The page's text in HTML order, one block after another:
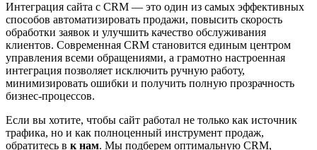
Интеграция сайта с CRM — это один из самых эффективных
способов автоматизировать продажи, повысить скорость
обработки заявок и улучшить качество обслуживания
клиентов. Современная CRM становится единым центром
управления всеми обращениями, а грамотно настроенная
интеграция позволяет исключить ручную работу,
минимизировать ошибки и получить полную прозрачность
бизнес-процессов.
Если вы хотите, чтобы сайт работал не только как источник
трафика, но и как полноценный инструмент продаж,
обратитесь в к нам. Мы подберем оптимальную CRM,